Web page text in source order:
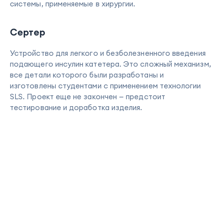
системы, применяемые в хирургии.
Сертер
Устройство для легкого и безболезненного введения
подающего инсулин катетера. Это сложный механизм,
все детали которого были разработаны и
изготовлены студентами с применением технологии
SLS. Проект еще не закончен — предстоит
тестирование и доработка изделия.